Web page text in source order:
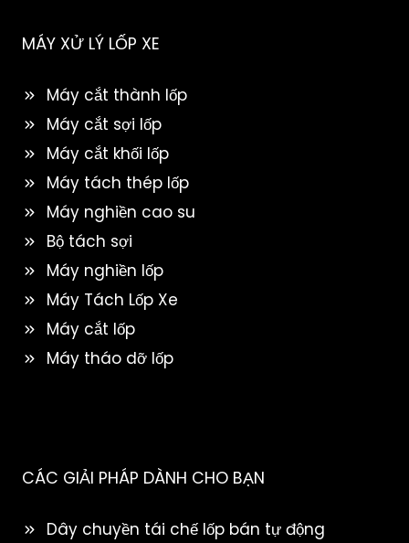
MÁY XỬ LÝ LỐP XE
Máy cắt thành lốp
Máy cắt sợi lốp
Máy cắt khối lốp
Máy tách thép lốp
Máy nghiền cao su
Bộ tách sợi
Máy nghiền lốp
Máy Tách Lốp Xe
Máy cắt lốp
Máy tháo dỡ lốp
CÁC GIẢI PHÁP DÀNH CHO BẠN
Dây chuyền tái chế lốp bán tự động